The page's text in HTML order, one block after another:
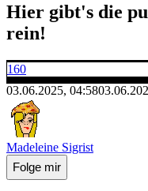
Hier gibt's die
rein!
160
03.06.2025, 04:58
Madeleine Sigrist
Folge mir